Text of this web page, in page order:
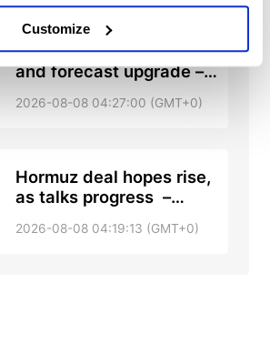
Customize
Singapore: GDP revision
and forecast upgrade –
2026-08-08 04:27:00 (GMT+0)
Hormuz deal hopes rise,
as talks progress –
2026-08-08 04:19:13 (GMT+0)